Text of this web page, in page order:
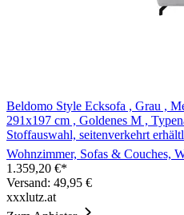
Beldomo Style Ecksofa , Grau ,
291x197 cm , Goldenes M ,
Stoffauswahl, seitenverkehrt
Wohnzimmer, Sofas & Couches,
1.359,20 €*
Versand: 49,95 €
xxxlutz.at